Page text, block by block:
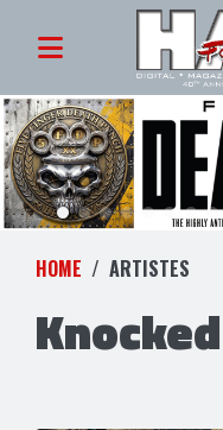
HOME ARTISTES